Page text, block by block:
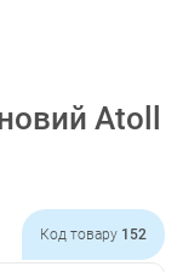
Atoll
Код товару 152